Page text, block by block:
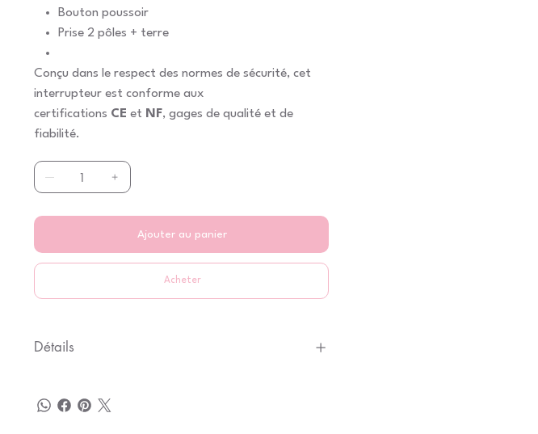
Bouton poussoir
Prise 2 pôles + terre
Conçu dans le respect des normes de sécurité, cet
interrupteur est conforme aux
certifications CE et NF, gages de qualité et de
fiabilité.
Ajouter au panier
Acheter
Détails